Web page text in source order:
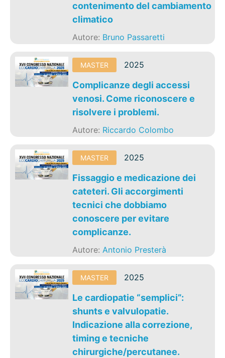
contenimento del cambiamento
climatico
Autore: Bruno Passaretti
MASTER 2025
Complicanze degli accessi
venosi. Come riconoscere e
risolvere i problemi.
Autore: Riccardo Colombo
MASTER 2025
Fissaggio e medicazione dei
cateteri. Gli accorgimenti
tecnici che dobbiamo
conoscere per evitare
complicanze.
Autore:Antonio Presterà
MASTER 2025
Le cardiopatie “semplici”:
shunts e valvulopatie.
Indicazione alla correzione,
timing e tecniche
chirurgiche/percutanee.